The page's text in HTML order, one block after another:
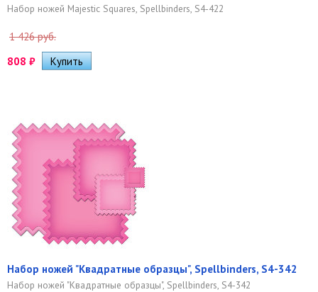
Набор ножей Majestic Squares, Spellbinders, S4-422
1 426 руб.
808 ₽
Набор ножей "Квадратные образцы", Spellbinders, S4-342
Набор ножей "Квадратные образцы", Spellbinders, S4-342